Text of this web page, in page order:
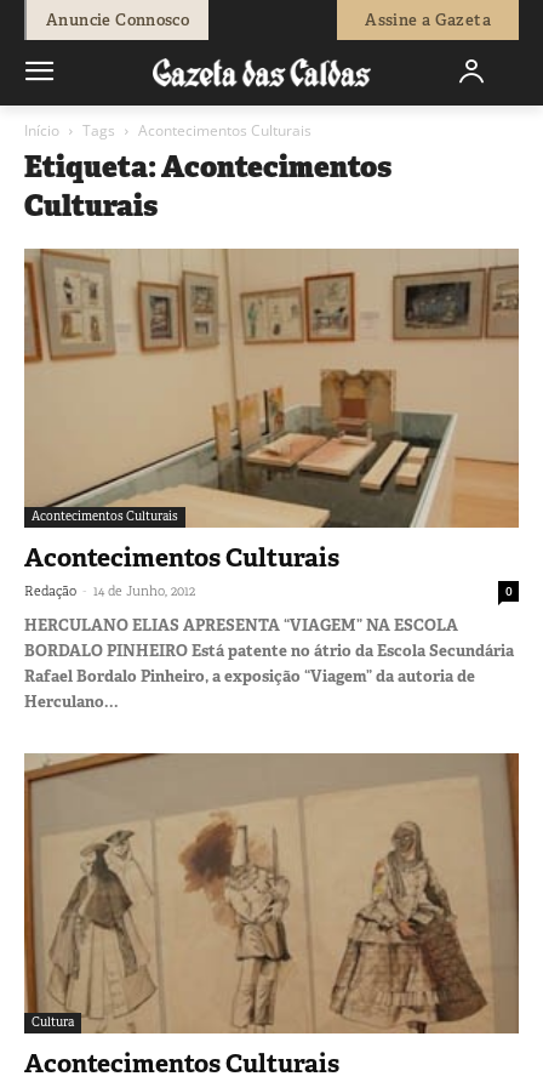
Anuncie Connosco Assine a Gazeta
Início Tags Acontecimentos Culturais
Etiqueta: Acontecimentos
Culturais
Acontecimentos Culturais
Acontecimentos Culturais
Redação - 14 de Junho, 2012 0
HERCULANO ELIAS APRESENTA “VIAGEM” NA ESCOLA
BORDALO PINHEIRO Está patente no átrio da Escola Secundária
Rafael Bordalo Pinheiro, a exposição “Viagem” da autoria de
Herculano...
Cultura
Acontecimentos Culturais